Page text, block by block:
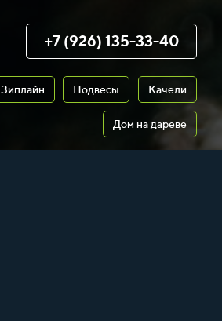
+7 (926) 135-33-40
Зиплайн Подвесы Качели
Дом на дареве